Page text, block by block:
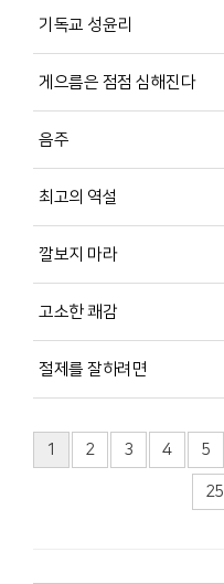
기독교 성윤리
게으름은 점점 심해진다
음주
최고의 역설
깔보지 마라
고소한 쾌감
절제를 잘하려면
1 2 3 4 5
25